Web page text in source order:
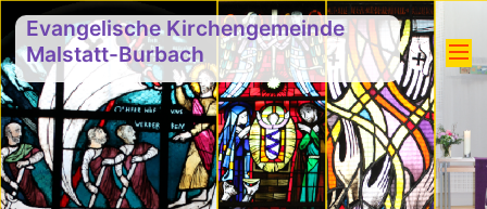
Evangelische Kirchengemeinde
Malstatt-Burbach